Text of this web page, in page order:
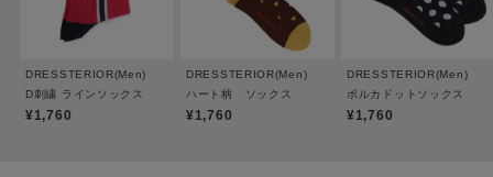
が異なる場合もございます。
DRESSTERIOR(Men)
D刺繍 ラインソックス
¥1,760
DRESSTERIOR(Men)
ハート柄 ソックス
¥1,760
DRESSTERIOR(Men)
ポルカドットソックス
¥1,760